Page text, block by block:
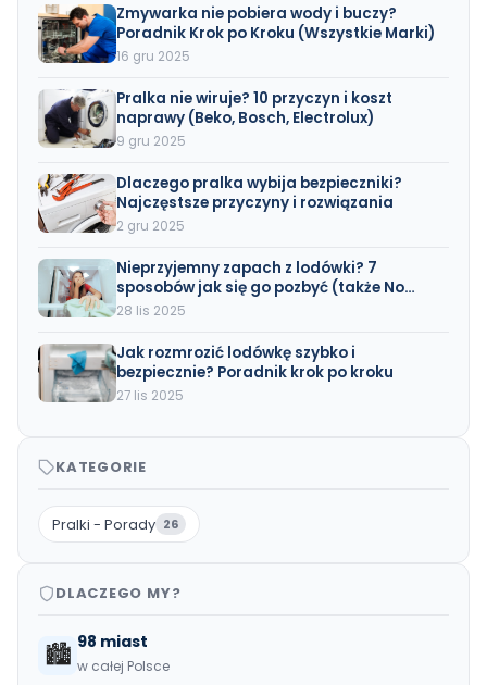
Zmywarka nie pobiera wody i buczy?
Poradnik Krok po Kroku (Wszystkie Marki)
16 gru 2025
Pralka nie wiruje? 10 przyczyn i koszt
naprawy (Beko, Bosch, Electrolux)
9 gru 2025
Dlaczego pralka wybija bezpieczniki?
Najczęstsze przyczyny i rozwiązania
2 gru 2025
Nieprzyjemny zapach z lodówki? 7
sposobów jak się go pozbyć (także No
Frost)
28 lis 2025
Jak rozmrozić lodówkę szybko i
bezpiecznie? Poradnik krok po kroku
27 lis 2025
KATEGORIE
Pralki - Porady 26
DLACZEGO MY?
🏙️ 98 miast
w całej Polsce